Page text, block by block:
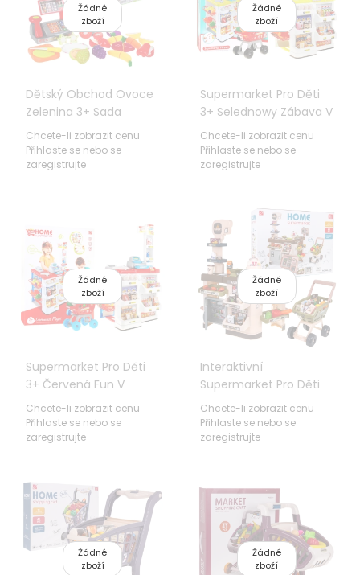
Žádné
zboží
Dětský Obchod Ovoce
Zelenina 3+ Sada
Ovocné Zeleniny +
Nákupní Košík +
Pokladna + Hmotnost +
Chcete-li zobrazit cenu
Přihlaste se nebo se
zaregistrujte
Žádné
zboží
Supermarket Pro Děti
3+ Selednowy Zábava V
Obchodě 24 El. Vozík +
Zboží + Interaktivní
Skener
Chcete-li zobrazit cenu
Přihlaste se nebo se
zaregistrujte
Žádné
zboží
Supermarket Pro Děti
3+ Červená Fun V
Obchodě 24 El. Vozík +
Zboží + Interaktivní
Skener
Chcete-li zobrazit cenu
Přihlaste se nebo se
zaregistrujte
Žádné
zboží
Interaktivní
Supermarket Pro Děti
3+ Zábava V Obchodě
63 El. Terminál Pokladny
Vozíku + Světelné Zvuky
Chcete-li zobrazit cenu
Přihlaste se nebo se
zaregistrujte
Žádné
zboží
Žádné
zboží